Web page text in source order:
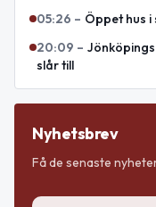
05:26 – Öppet hus
20:09 –
slår till
Nyhetsbrev
Få de senaste